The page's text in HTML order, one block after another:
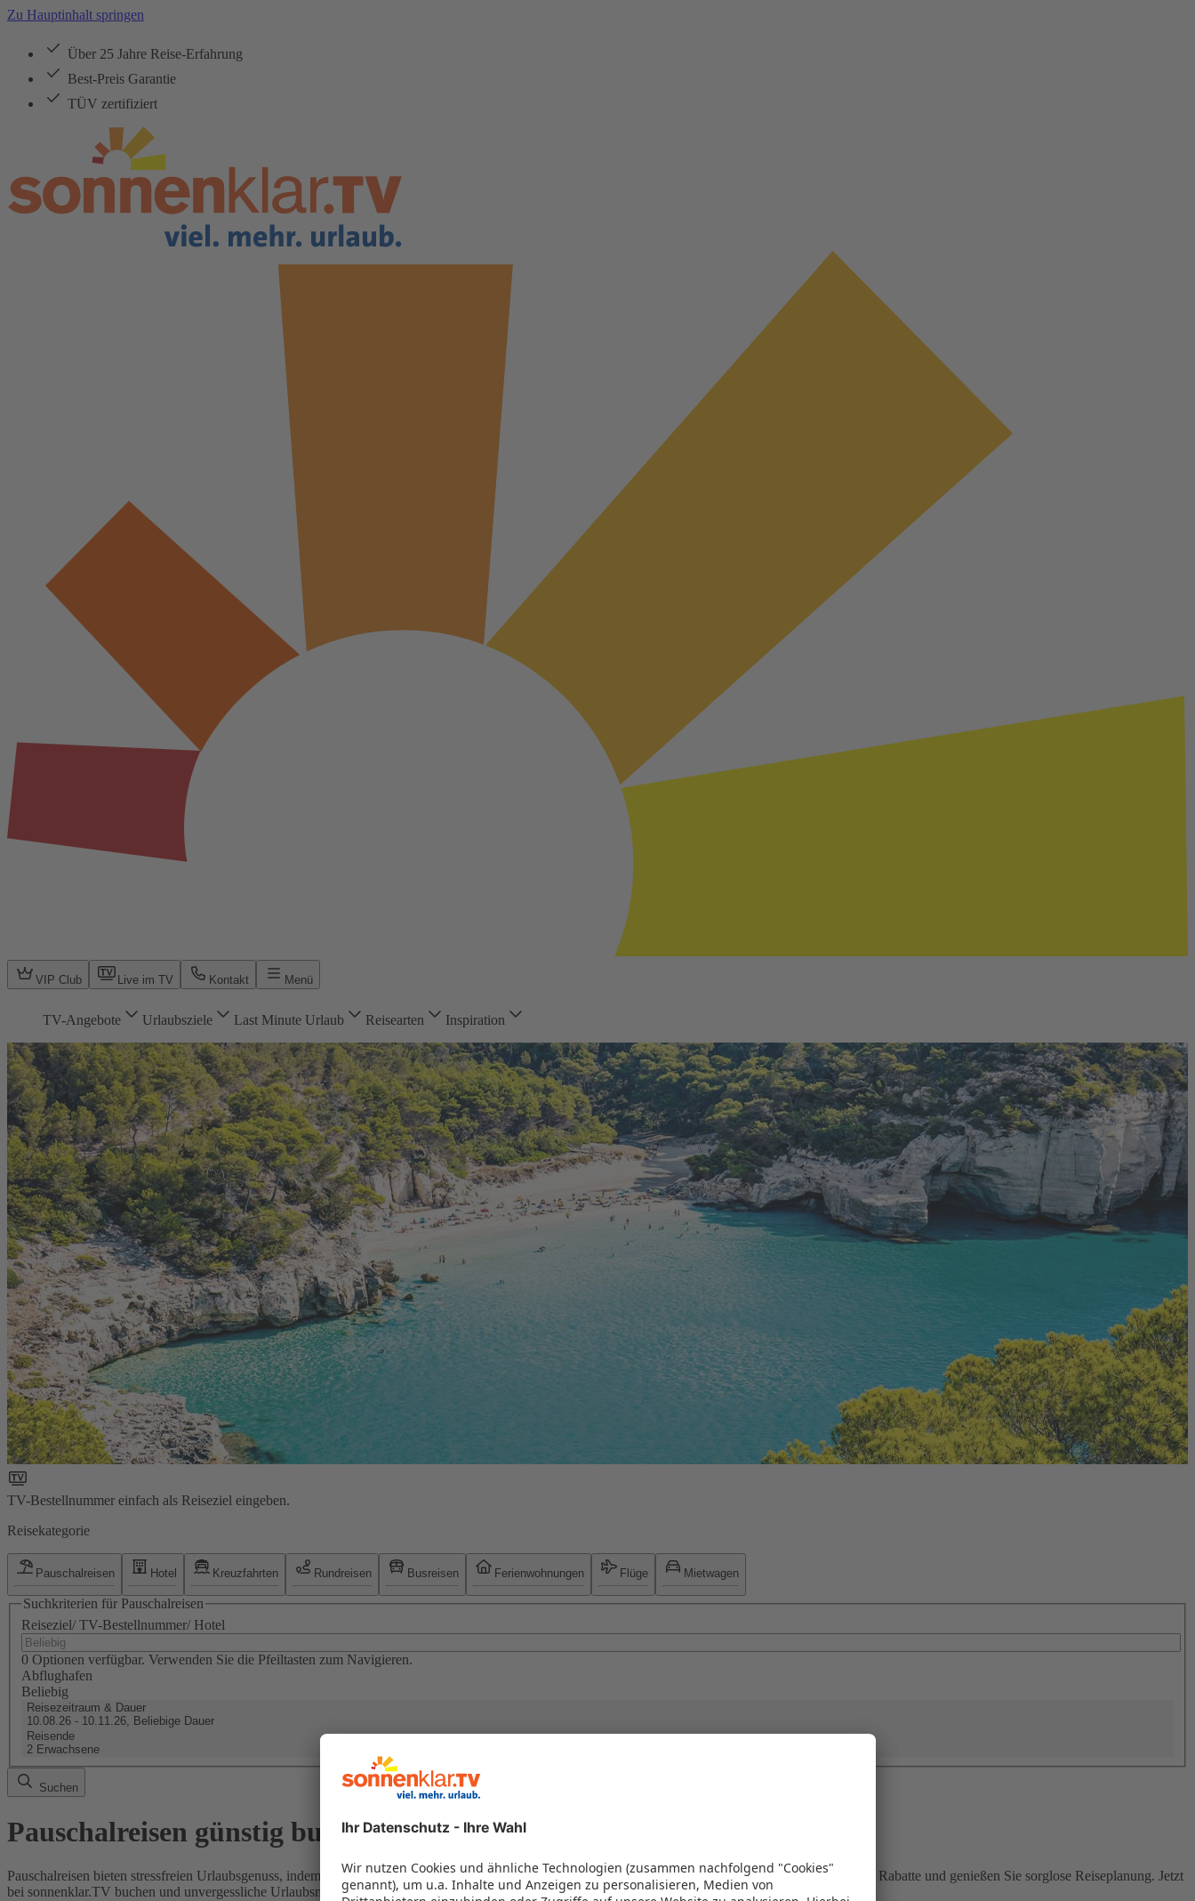
Zu Hauptinhalt springen
Über 25 Jahre Reise-Erfahrung
Best-Preis Garantie
TÜV zertifiziert
VIP Club Live im TV Kontakt Menü
TV-Angebote Urlaubsziele Last Minute Urlaub Reisearten Inspiration
TV-Bestellnummer einfach als Reiseziel eingeben.
Reisekategorie
Pauschalreisen Hotel Kreuzfahrten Rundreisen Busreisen Ferienwohnungen Flüge Mietwagen
Suchkriterien für Pauschalreisen
Reiseziel/ TV-Bestellnummer/ Hotel
0 Optionen verfügbar. Verwenden Sie die Pfeiltasten zum Navigieren.
Abflughafen
Beliebig
Reisezeitraum & Dauer
10.08.26 - 10.11.26, Beliebige Dauer
Reisende
2 Erwachsene
Suchen
Pauschalreisen günstig buchen
Pauschalreisen bieten stressfreien Urlaubsgenuss, indem Flug und Hotel in einem Paket kombiniert werden – das spart Zeit und Geld. Nutzen Sie attraktive Rabatte und genießen Sie sorglose Reiseplanung. Jetzt
bei sonnenklar.TV buchen und unvergessliche Urlaubsmomente erleben!